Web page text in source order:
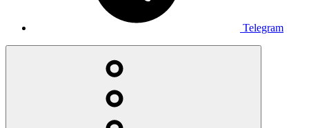
Telegram